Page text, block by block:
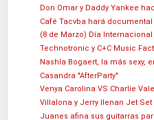
Don Omar y Daddy Yankee
Café Tacvba hará
(8 de Marzo) Día
Technotronic y C+C Music
Nashla Bogaert, la más sexy,
Casandra "AfterParty"
Venya Carolina VS Charlie
Villalona y Jerry llenan Jet Set
Juanes afina sus guitarras